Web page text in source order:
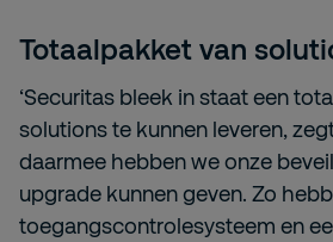
Totaalpakket van
‘Securitas bleek in staat een
solutions te kunnen leveren,
daarmee hebben we onze
upgrade kunnen geven. Zo
toegangscontrolesysteem en